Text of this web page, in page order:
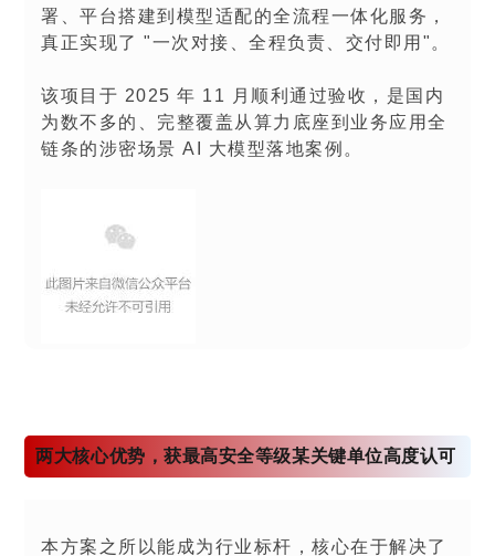
署、平台搭建到模型适配的全流程一体化服务，
真正实现了 "一次对接、全程负责、交付即用"。
该项目于 2025 年 11 月顺利通过验收，是国内
为数不多的、完整覆盖从算力底座到业务应用全
链条的涉密场景 AI 大模型落地案例。
两大核心优势，获最高安全等级某关键单位高度认可
本方案之所以能成为行业标杆，核心在于解决了